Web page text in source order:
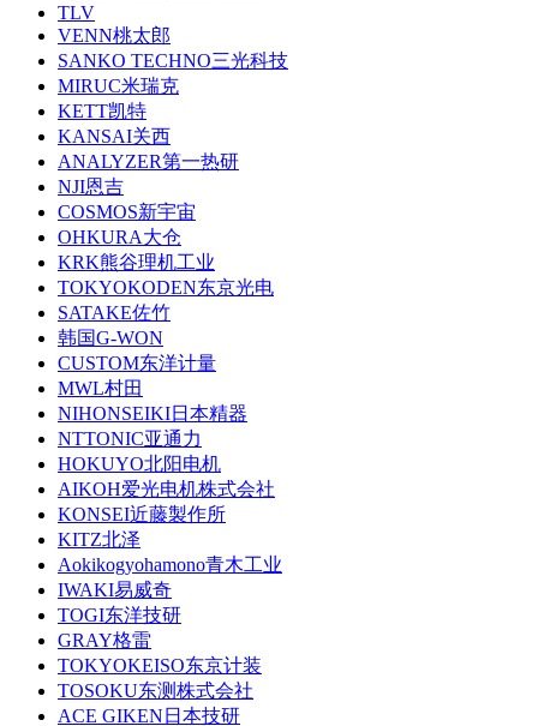
TLV
VENN桃太郎
SANKO TECHNO三光科技
MIRUC米瑞克
KETT凯特
KANSAI关西
ANALYZER第一热研
NJI恩吉
COSMOS新宇宙
OHKURA大仓
KRK熊谷理机工业
TOKYOKODEN东京光电
SATAKE佐竹
韩国G-WON
CUSTOM东洋计量
MWL村田
NIHONSEIKI日本精器
NTTONIC亚通力
HOKUYO北阳电机
AIKOH爱光电机株式会社
KONSEI近藤製作所
KITZ北泽
Aokikogyohamono青木工业
IWAKI易威奇
TOGI东洋技研
GRAY格雷
TOKYOKEISO东京计装
TOSOKU东测株式会社
ACE GIKEN日本技研